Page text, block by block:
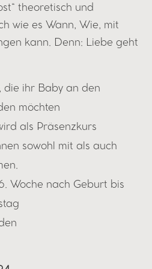
theoretisch und
wie es Wann, Wie, mit
kann. Denn: Liebe geht
ihr Baby an den
möchten
als Präsenzkurs
sowohl mit als auch
Woche nach Geburt bis